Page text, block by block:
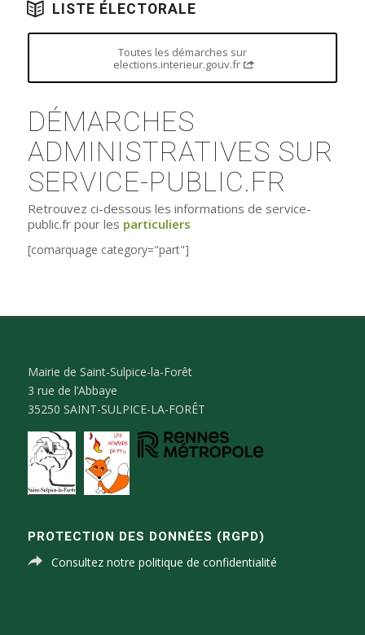
LISTE ÉLECTORALE
Toutes les démarches sur
elections.interieur.gouv.fr
DÉMARCHES
ADMINISTRATIVES SUR
SERVICE-PUBLIC.FR
Retrouvez ci-dessous les informations de service-
public.fr pour les particuliers
[comarquage category="part"]
Mairie de Saint-Sulpice-la-Forêt
3 rue de l’Abbaye
35250 SAINT-SULPICE-LA-FORÊT
PROTECTION DES DONNÉES (RGPD)
Consultez notre politique de confidentialité